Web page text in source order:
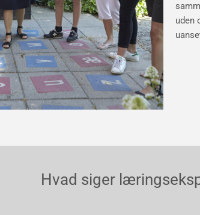
uden
Hvad siger